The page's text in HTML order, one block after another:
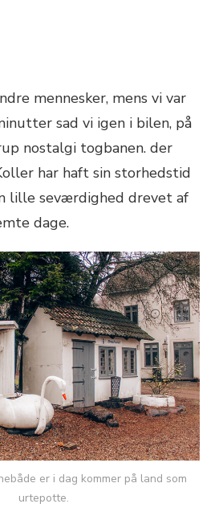
mennesker, mens vi var
sad vi igen i bilen, på
nostalgi togbanen. der
har haft sin storhedstid
lille seværdighed drevet af
dage.
er i dag kommer på land som
urtepotte.